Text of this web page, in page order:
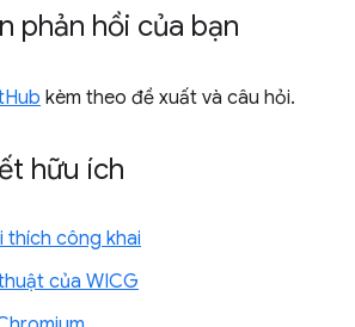
phản hồi của bạn
kèm theo đề xuất và câu hỏi.
hữu ích
thích công khai
của WICG